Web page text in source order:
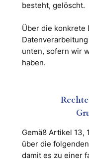
besteht, gelöscht.
Über die konkrete
unten, sofern wir
haben.
Gemäß Artikel 13,
über die
damit es zu einer